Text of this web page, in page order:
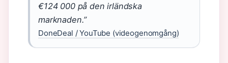
€124 000 på den irländska
marknaden.”
DoneDeal / YouTube (videogenomgång)